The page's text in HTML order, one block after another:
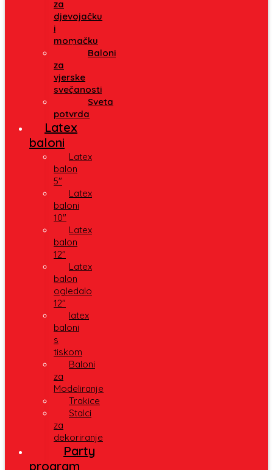
za
djevojačku
i
momačku
Baloni
za
vjerske
svečanosti
Sveta
potvrda
Latex
baloni
Latex
balon
5″
Latex
baloni
10″
Latex
balon
12″
Latex
balon
ogledalo
12″
latex
baloni
s
tiskom
Baloni
za
Modeliranje
Trakice
Stalci
za
dekoriranje
Party
program